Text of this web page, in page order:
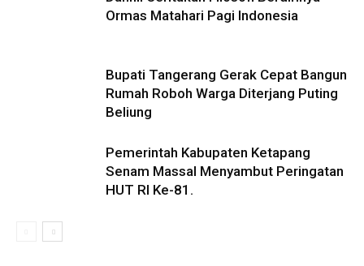
Ormas Matahari Pagi Indonesia
Bupati Tangerang Gerak Cepat Bangun
Rumah Roboh Warga Diterjang Puting
Beliung
Pemerintah Kabupaten Ketapang
Senam Massal Menyambut Peringatan
HUT RI Ke-81.